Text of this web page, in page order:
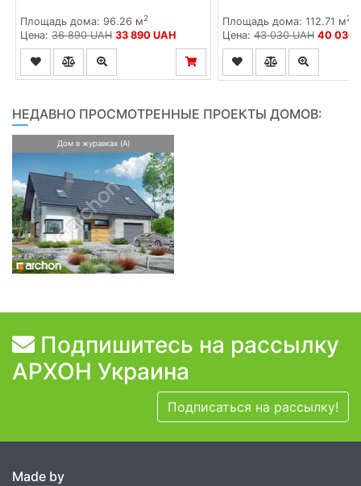
Площадь дома: 96.26 м2
Цена: 36 890 UAH 33 890 UAH
Площадь дома: 112.71 м2
Цена:43 030 UAH 40 030
НЕДАВНО ПРОСМОТРЕННЫЕ ПРОЕКТЫ ДОМОВ:
Дом в журавках (A)
Подпишитесь на рассылку
АРХОН Украина
Подписаться на рассылку!
Made by